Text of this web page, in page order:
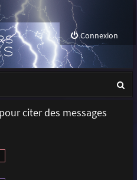
Connexion
citer des messages